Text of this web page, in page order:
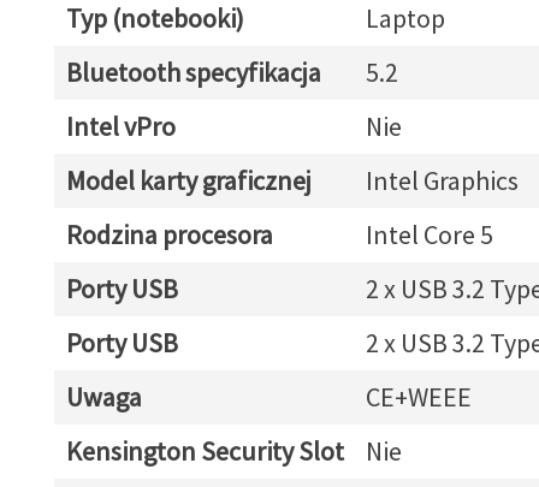
Typ (notebooki)
Laptop
Bluetooth specyfikacja
5.2
Intel vPro
Nie
Model karty graficznej
Intel Graphics
Rodzina procesora
Intel Core 5
Porty USB
2 x USB 3.2
Porty USB
2 x USB 3.2
Uwaga
CE+WEEE
Kensington Security Slot
Nie